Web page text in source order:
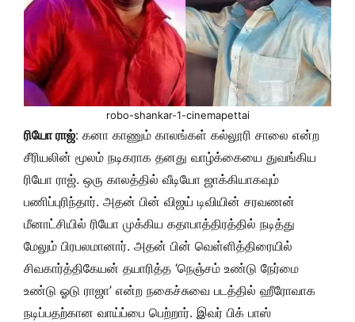
robo-shankar-1-cinemapettai
ரியோ ராஜ்: கனா காணும் காலங்கள் கல்லூரி சாலை என்ற
சீரியலின் மூலம் நடிகராக தனது வாழ்க்கையை துவங்கிய
ரியோ ராஜ். ஒரு காலத்தில் வீடியோ ஜாக்கியாகவும்
பணிப்புரிந்தார். அதன் பின் விஜய் டிவியின் சரவணன்
மீனாட்சியில் ரியோ முக்கிய கதாபாத்திரத்தில் நடித்து
மேலும் பிரபலமானார். அதன் பின் வெள்ளித்திரையில்
சிவகார்த்திகேயன் தயாரித்த ‘நெஞ்சம் உண்டு நேர்மை
உண்டு ஓடு ராஜா’ என்ற நகைச்சுவை படத்தில் ஹீரோவாக
நடிப்பதற்கான வாய்ப்பை பெற்றார். இவர் பிக் பாஸ்